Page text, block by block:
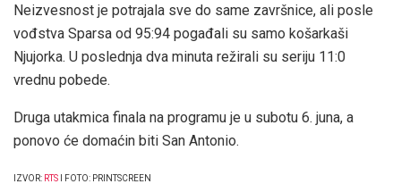
Neizvesnost je potrajala sve do same završnice, ali posle
vođstva Sparsa od 95:94 pogađali su samo košarkaši
Njujorka. U poslednja dva minuta režirali su seriju 11:0
vrednu pobede.
Druga utakmica finala na programu je u subotu 6. juna, a
ponovo će domaćin biti San Antonio.
IZVOR: RTS I FOTO: PRINTSCREEN